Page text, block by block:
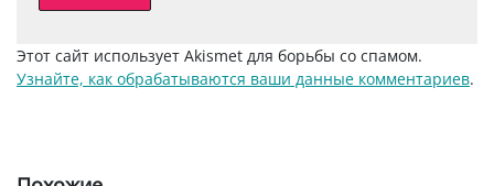
Этот сайт использует Akismet для борьбы со спамом.
Узнайте, как обрабатываются ваши данные комментариев.